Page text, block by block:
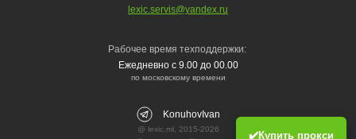
✔️Купить прокси
lexic.servis@yandex.ru
Рабочее время техподдержки:
Ежедневно с 9.00 до 00.00
по московскому времени
KonuhovIvan
@ lexic.ml, 2015-2026